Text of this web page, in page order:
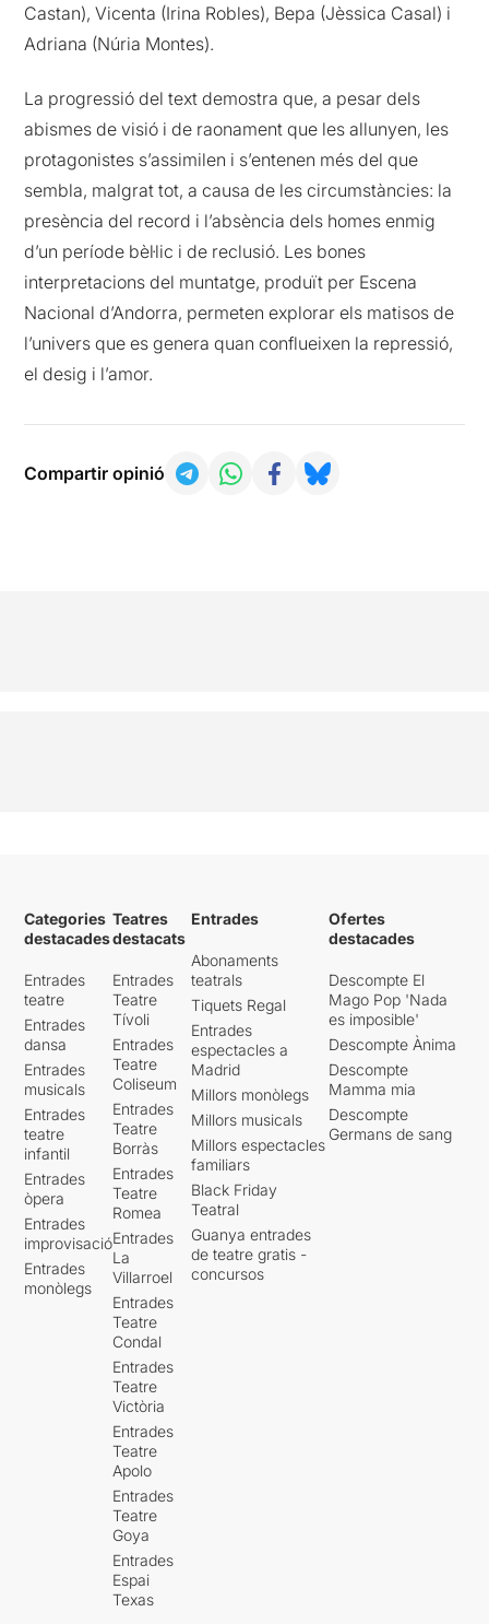
Castan), Vicenta (Irina Robles), Bepa (Jèssica Casal) i
Adriana (Núria Montes).
La progressió del text demostra que, a pesar dels
abismes de visió i de raonament que les allunyen, les
protagonistes s’assimilen i s’entenen més del que
sembla, malgrat tot, a causa de les circumstàncies: la
presència del record i l’absència dels homes enmig
d’un període bèl·lic i de reclusió. Les bones
interpretacions del muntatge, produït per Escena
Nacional d’Andorra, permeten explorar els matisos de
l’univers que es genera quan conflueixen la repressió,
el desig i l’amor.
Compartir opinió
Categories
destacades
Entrades
teatre
Entrades
dansa
Entrades
musicals
Entrades
teatre
infantil
Entrades
òpera
Entrades
improvisació
Entrades
monòlegs
Teatres
destacats
Entrades
Teatre
Tívoli
Entrades
Teatre
Coliseum
Entrades
Teatre
Borràs
Entrades
Teatre
Romea
Entrades
La
Villarroel
Entrades
Teatre
Condal
Entrades
Teatre
Victòria
Entrades
Teatre
Apolo
Entrades
Teatre
Goya
Entrades
Espai
Texas
Entrades
Abonaments
teatrals
Tiquets Regal
Entrades
espectacles a
Madrid
Millors monòlegs
Millors musicals
Millors espectacles
familiars
Black Friday
Teatral
Guanya entrades
de teatre gratis -
concursos
Ofertes
destacades
Descompte El
Mago Pop 'Nada
es imposible'
Descompte Ànima
Descompte
Mamma mia
Descompte
Germans de sang